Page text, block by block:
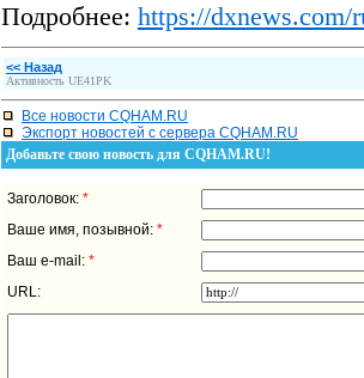
Подробнее: https://dxnews.com/
<< Назад
Активность UE41PK
Все новости CQHAM.RU
Экспорт новостей с сервера CQHAM.RU
Добавьте свою новость для CQHAM.RU!
Заголовок: *
Ваше имя, позывной: *
Ваш e-mail: *
URL: